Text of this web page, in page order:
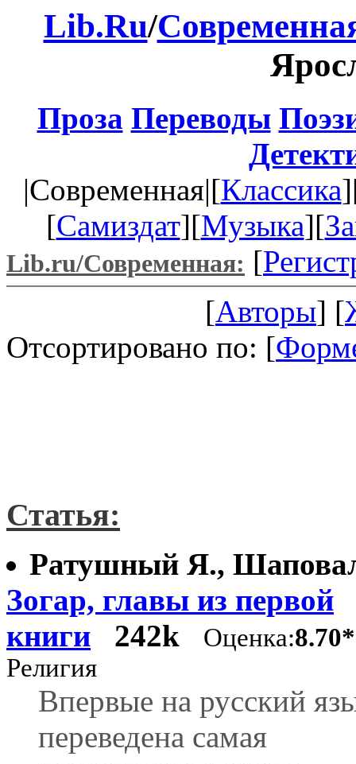
Lib.Ru/
Проза Переводы
|Современная|[Классика
[Самиздат][Музыка][
Lib.ru/Современная: [
[Авторы] [
Отсортировано по: [
Статья:
Ратушный Я.,
Зогар, главы из первой
книги
242k Оценка:
Религия
Впервые на русский
переведена самая